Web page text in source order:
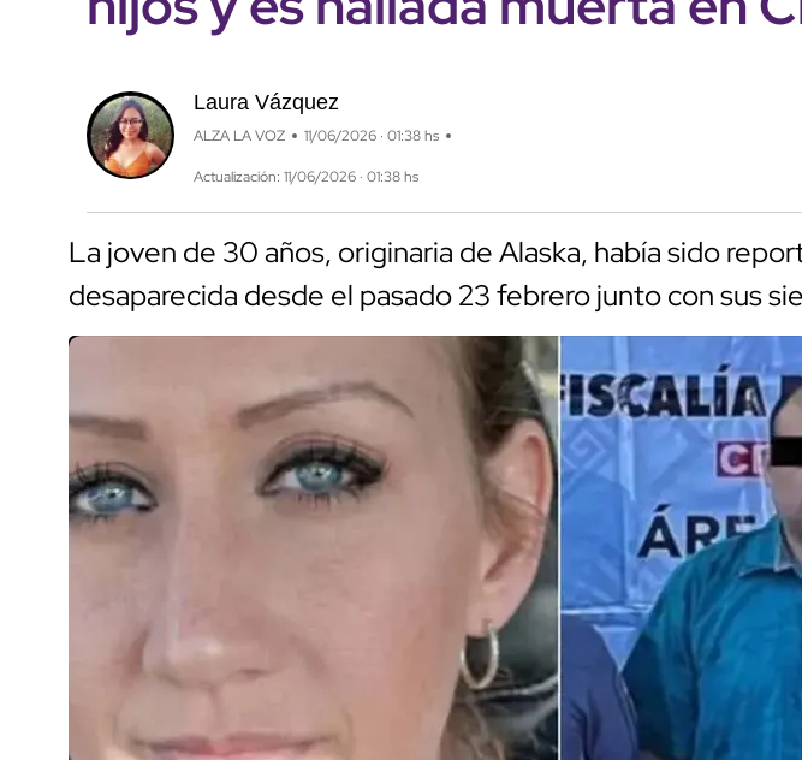
Laura Vázquez
ALZA LA VOZ 11/06/2026 · 01:38 hs
Actualización: 11/06/2026 · 01:38 hs
La joven de 30 años, originaria de Alaska, había sido
desaparecida desde el pasado 23 febrero junto con sus